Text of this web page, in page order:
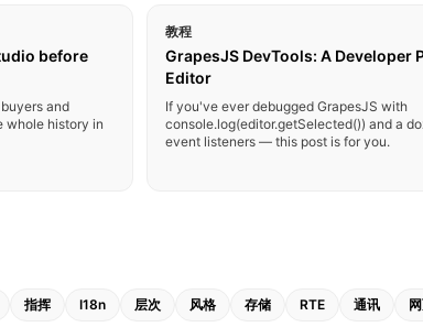
before
and
whole history in
教程
GrapesJS DevTools: A Developer
Editor
If you've ever debugged GrapesJS with
console.log(editor.getSelected()) and a
event listeners — this post is for you.
指挥 I18n 层次 风格 存储 RTE 通讯